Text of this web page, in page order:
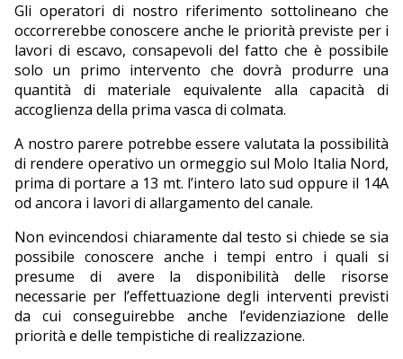
Gli operatori di nostro riferimento sottolineano che
occorrerebbe conoscere anche le priorità previste per i
lavori di escavo, consapevoli del fatto che è possibile
solo un primo intervento che dovrà produrre una
quantità di materiale equivalente alla capacità di
accoglienza della prima vasca di colmata.
A nostro parere potrebbe essere valutata la possibilità
di rendere operativo un ormeggio sul Molo Italia Nord,
prima di portare a 13 mt. l’intero lato sud oppure il 14A
od ancora i lavori di allargamento del canale.
Non evincendosi chiaramente dal testo si chiede se sia
possibile conoscere anche i tempi entro i quali si
presume di avere la disponibilità delle risorse
necessarie per l’effettuazione degli interventi previsti
da cui conseguirebbe anche l’evidenziazione delle
priorità e delle tempistiche di realizzazione.